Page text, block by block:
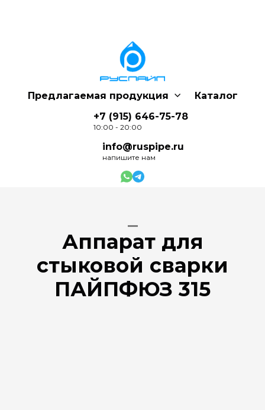
Предлагаемая продукция
Каталог
+7 (915) 646-75-78
10:00 - 20:00
info@ruspipe.ru
напишите нам
Аппарат для
стыковой сварки
ПАЙПФЮЗ 315